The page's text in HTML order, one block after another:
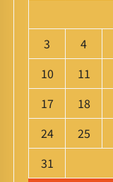
3
4
10
11
17
18
24
25
31